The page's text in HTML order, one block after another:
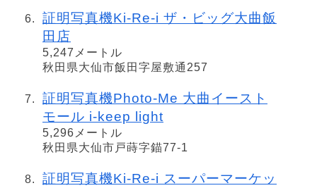
証明写真機Ki-Re-i ザ・ビッグ大曲飯
田店
5,247メートル
秋田県大仙市飯田字屋敷通257
証明写真機Photo-Me 大曲イースト
モール i-keep light
5,296メートル
秋田県大仙市戸蒔字錨77-1
証明写真機Ki-Re-i スーパーマーケッ